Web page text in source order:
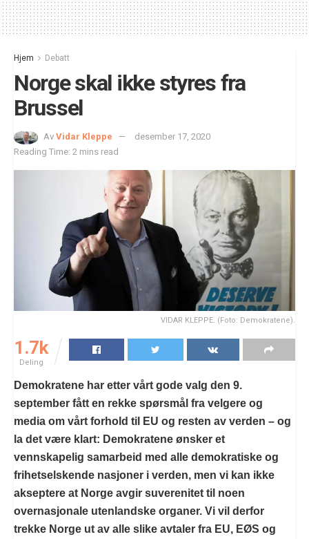
Hjem Debatt
Norge skal ikke styres fra
Brussel
Av Vidar Kleppe
desember 17, 2020
Reading Time: 2 mins read
VIDAR KLEPPE. (Foto: Demokratene).
1.7k
Deling
Demokratene har etter vårt gode valg den 9.
september fått en rekke spørsmål fra velgere og
media om vårt forhold til EU og resten av verden – og
la det være klart: Demokratene ønsker et
vennskapelig samarbeid med alle demokratiske og
frihetselskende nasjoner i verden, men vi kan ikke
akseptere at Norge avgir suverenitet til noen
overnasjonale utenlandske organer. Vi vil derfor
trekke Norge ut av alle slike avtaler fra EU, EØS og